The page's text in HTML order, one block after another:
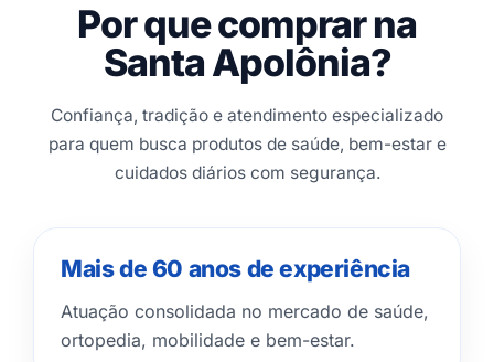
Por que comprar na
Santa Apolônia?
Confiança, tradição e atendimento especializado
para quem busca produtos de saúde, bem-estar e
cuidados diários com segurança.
Mais de 60 anos de experiência
Atuação consolidada no mercado de saúde,
ortopedia, mobilidade e bem-estar.